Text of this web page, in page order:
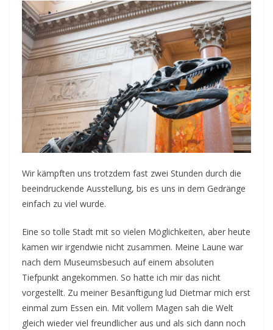
Wir kämpften uns trotzdem fast zwei Stunden durch die
beeindruckende Ausstellung, bis es uns in dem Gedränge
einfach zu viel wurde.
Eine so tolle Stadt mit so vielen Möglichkeiten, aber heute
kamen wir irgendwie nicht zusammen. Meine Laune war
nach dem Museumsbesuch auf einem absoluten
Tiefpunkt angekommen. So hatte ich mir das nicht
vorgestellt. Zu meiner Besänftigung lud Dietmar mich erst
einmal zum Essen ein. Mit vollem Magen sah die Welt
gleich wieder viel freundlicher aus und als sich dann noch